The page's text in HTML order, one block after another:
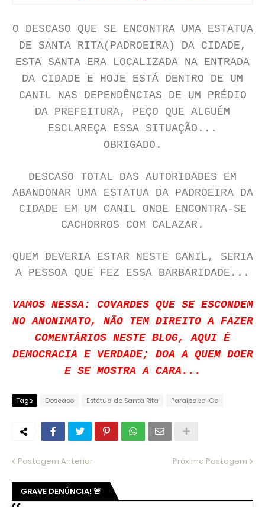
O DESCASO QUE SE ENCONTRA UMA ESTATUA
DE SANTA RITA(PADROEIRA) DA CIDADE,
ESTA SANTA ERA LOCALIZADA NA ENTRADA
DA CIDADE E HOJE ESTÁ DENTRO DE UM
CANIL NAS DEPENDÊNCIAS DE UM PRÉDIO
DA PREFEITURA, PEÇO QUE ALGUÉM
ESCLAREÇA ESSA SITUAÇÃO...
OBRIGADO.
DESCASO TOTAL DAS AUTORIDADES EM
ABANDONAR UMA ESTATUA DA PADROEIRA DA
CIDADE EM UM CANIL ONDE ENCONTRA-SE
CACHORROS COM CALAZAR.
QUEM DEVERIA ESTAR NESTE CANIL, SERIA
A PESSOA QUE FEZ ESSA BARBARIDADE...
VAMOS NESSA: COVARDES QUE SE ESCONDEM
NO ANONIMATO, NÃO TEM DIREITO A FAZER
COMENTÁRIOS NESTE BLOG, AQUI É
DEMOCRACIA E VERDADE; DOA A QUEM DOER
E SE MOSTRA A CARA...
Tags Descaso Estátua de Santa Rita Paraipaba-Ce
Postagem Anterior Próxima Postagem
GRAVE DENÚNCIA! 🚨